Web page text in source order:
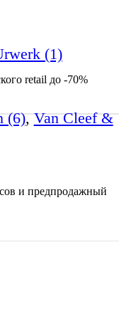
(1)
(6),Van Cleef &
retail до -70%
и предпродажный